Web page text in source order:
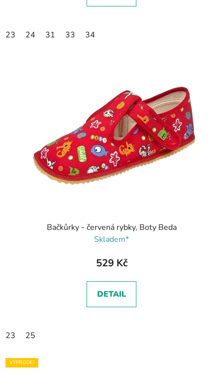
23 24 31 33 34
Bačkůrky - červená rybky, Boty Beda
Skladem*
529 Kč
DETAIL
23 25
VÝPRODEJ